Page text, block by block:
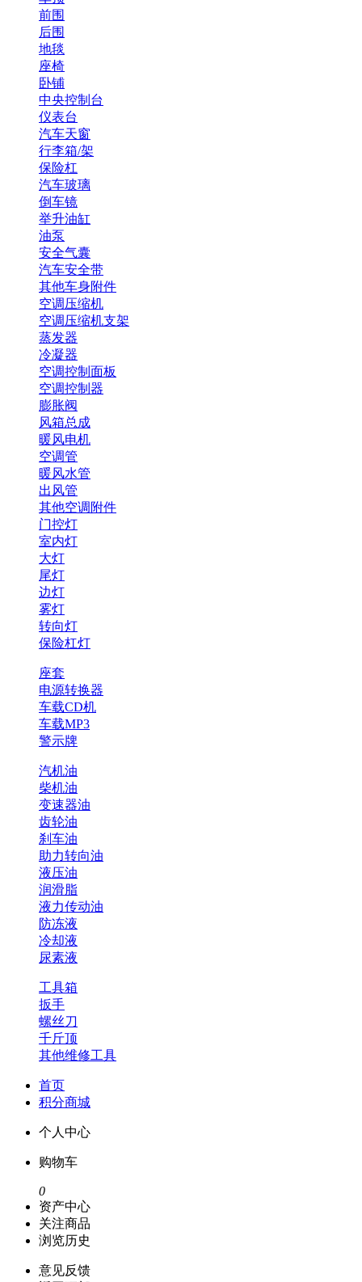
前围
后围
地毯
座椅
卧铺
中央控制台
仪表台
汽车天窗
行李箱/架
保险杠
汽车玻璃
倒车镜
举升油缸
油泵
安全气囊
汽车安全带
其他车身附件
空调压缩机
空调压缩机支架
蒸发器
冷凝器
空调控制面板
空调控制器
膨胀阀
风箱总成
暖风电机
空调管
暖风水管
出风管
其他空调附件
门控灯
室内灯
大灯
尾灯
边灯
雾灯
转向灯
保险杠灯
座套
电源转换器
车载CD机
车载MP3
警示牌
汽机油
柴机油
变速器油
齿轮油
刹车油
助力转向油
液压油
润滑脂
液力传动油
防冻液
冷却液
尿素液
工具箱
扳手
螺丝刀
千斤顶
其他维修工具
首页
积分商城
个人中心
购物车
0
资产中心
关注商品
浏览历史
意见反馈